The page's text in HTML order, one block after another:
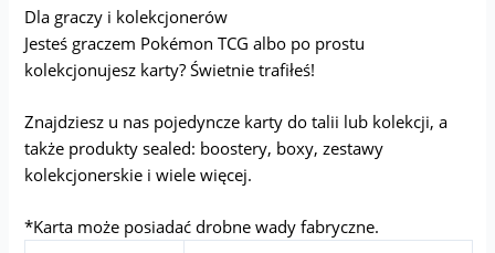
Dla graczy i kolekcjonerów
Jesteś graczem Pokémon TCG albo po prostu
kolekcjonujesz karty? Świetnie trafiłeś!
Znajdziesz u nas pojedyncze karty do talii lub kolekcji, a
także produkty sealed: boostery, boxy, zestawy
kolekcjonerskie i wiele więcej.
*Karta może posiadać drobne wady fabryczne.